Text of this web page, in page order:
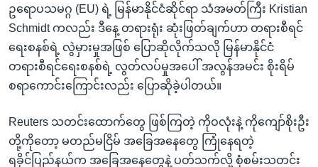
ဥရောပသမဂ္ဂ (EU) ရဲ့ မြန်မာနိုင်ငံဆိုင်ရာ သံအမတ်ကြီး Kristian
Schmidt ကလည်း ဒီနေ့ တရားရုံး ဆုံးဖြတ်ချက်ဟာ တရားစီရင်
ရေးစနစ်ရဲ့ လွဲမှားမှုအဖြစ် ပြောဆိုလိုက်သလို မြန်မာနိုင်ငံ
တရားစီရင်ရေးစနစ်ရဲ့ လွတ်လပ်မှုအပေါ် အလွန်အမင်း စိုးရိမ်
စရာကောင်းကြောင်းလည်း ပြောဆိုခဲ့ပါတယ်။
Reuters သတင်းထောက်တွေ ဖြစ်ကြတဲ့ ကိုဝလုံးနဲ့ ကိုကျော်စိုးဦး
တို့ကိုတော့ မတည်မငြိမ် အခြေအနေတွေ ကြုံနေရတဲ့
ရခိုင်ပြည်နယ်က အခြေအနေတွေနဲ့ ပတ်သက်လို့ စုံစမ်းသတင်း